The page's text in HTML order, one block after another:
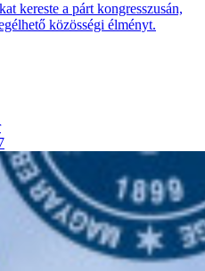
kereste a párt kongresszusán,
közösségi élményt.